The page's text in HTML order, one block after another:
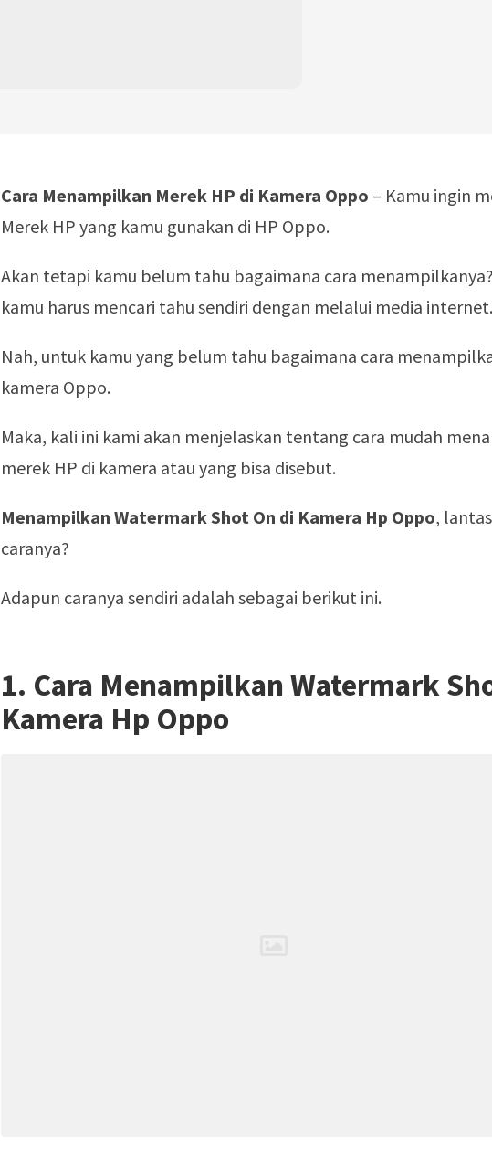
Cara Menampilkan Merek HP di Kamera Oppo – Kamu ingin
Merek HP yang kamu gunakan di HP Oppo.
Akan tetapi kamu belum tahu bagaimana cara
kamu harus mencari tahu sendiri dengan melalui media internet.
Nah, untuk kamu yang belum tahu bagaimana cara
kamera Oppo.
Maka, kali ini kami akan menjelaskan tentang cara mudah
merek HP di kamera atau yang bisa disebut.
Menampilkan Watermark Shot On di Kamera Hp Oppo,
caranya?
Adapun caranya sendiri adalah sebagai berikut ini.
1. Cara Menampilkan Watermark
Kamera Hp Oppo